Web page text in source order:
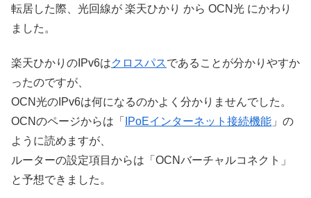
転居した際、光回線が 楽天ひかり から OCN光 にかわり
ました。
楽天ひかりのIPv6はクロスパスであることが分かりやすか
ったのですが、
OCN光のIPv6は何になるのかよく分かりませんでした。
OCNのページからは「
IPoEインターネット接続機能 」の
ように読めますが、
ルーターの設定項目からは「OCNバーチャルコネクト」
と予想できました。